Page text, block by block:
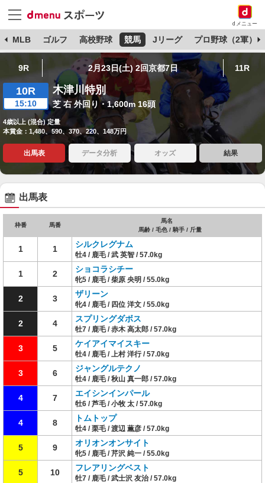
dメニュー
MLB ゴルフ 高校野球 競馬 Jリーグ プロ野球（2軍）
9R 2月23日(土) 2回京都7日 11R
10R
15:10
木津川特別
芝 右 外回り・1,600m 16頭
4歳以上 (混合) 定量
本賞金：1,480、590、370、220、148万円
出馬表 データ分析 オッズ 結果
出馬表
枠番 馬番
馬名
馬齢 / 毛色 / 騎手 / 斤量
1 1 シルクレグナム
牡4 / 鹿毛 / 武 英智 / 57.0kg
1 2 ショコラシチー
牝5 / 鹿毛 / 柴原 央明 / 55.0kg
2 3 ザリーン
牝4 / 鹿毛 / 四位 洋文 / 55.0kg
2 4 スプリングダボス
牡7 / 鹿毛 / 赤木 高太郎 / 57.0kg
3 5 ケイアイマイスキー
牡4 / 鹿毛 / 上村 洋行 / 57.0kg
3 6 ジャングルテクノ
牡4 / 鹿毛 / 秋山 真一郎 / 57.0kg
4 7 エイシンインパール
牡6 / 芦毛 / 小牧 太 / 57.0kg
4 8 トムトップ
牡4 / 栗毛 / 渡辺 薫彦 / 57.0kg
5 9 オリオンオンサイト
牝5 / 鹿毛 / 芹沢 純一 / 55.0kg
5 10 フレアリングベスト
牡7 / 鹿毛 / 武士沢 友治 / 57.0kg